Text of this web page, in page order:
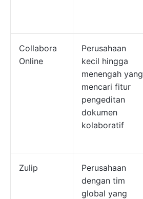
Collabora
Online
Perusahaan
kecil hingga
menengah yang
mencari fitur
pengeditan
dokumen
kolaboratif
Zulip
Perusahaan
dengan tim
global yang